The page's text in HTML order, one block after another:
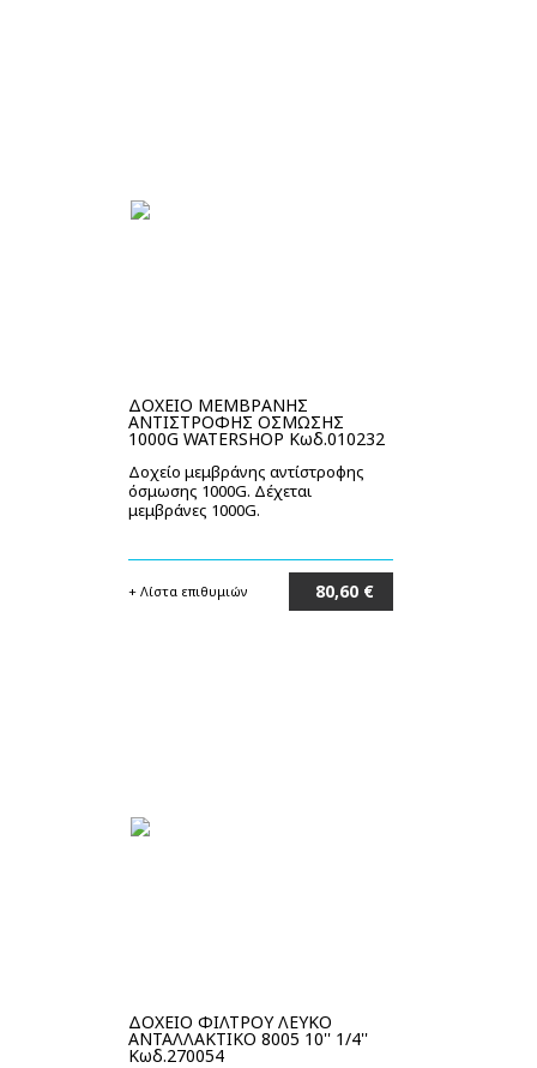
ΔΟΧΕΙΟ ΜΕΜΒΡΑΝΗΣ
ΑΝΤΙΣΤΡΟΦΗΣ ΟΣΜΩΣΗΣ
1000G WATERSHOP Κωδ.010232
Δοχείο μεμβράνης αντίστροφης
όσμωσης 1000G. Δέχεται
μεμβράνες 1000G.
+ Λίστα επιθυμιών 80,60 €
ΔΟΧΕΙΟ ΦΙΛΤΡΟΥ ΛΕΥΚΟ
ΑΝΤΑΛΛΑΚΤΙΚΟ 8005 10'' 1/4''
Κωδ.270054